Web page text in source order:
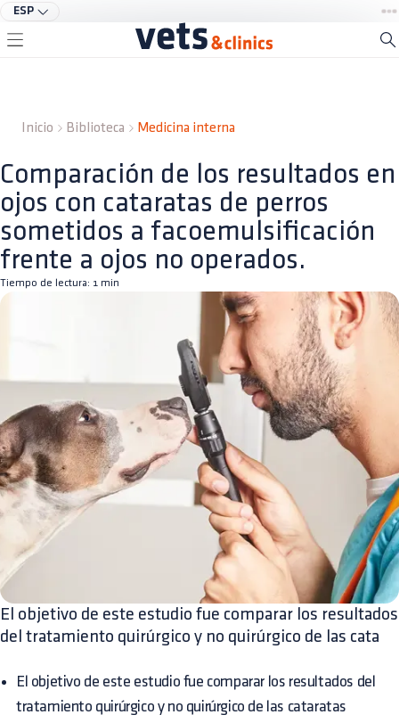
ESP
Inicio Biblioteca Medicina interna
Comparación de los resultados en
ojos con cataratas de perros
sometidos a facoemulsificación
frente a ojos no operados.
Tiempo de lectura: 1 min
El objetivo de este estudio fue comparar los resultados
del tratamiento quirúrgico y no quirúrgico de las cata
El objetivo de este estudio fue comparar los resultados del
tratamiento quirúrgico y no quirúrgico de las cataratas